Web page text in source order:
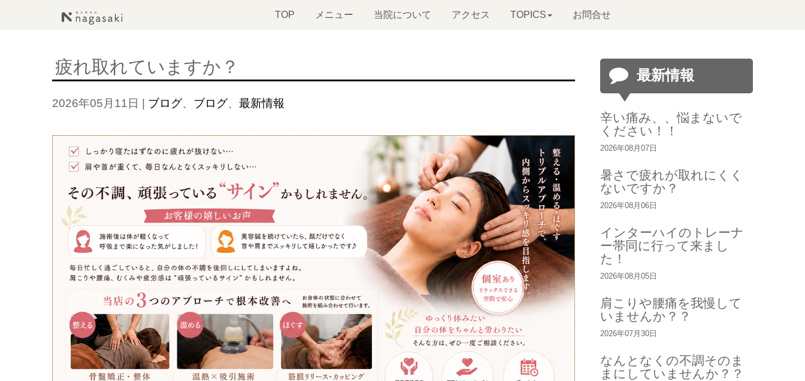
TOP メニュー 当院について アクセス TOPICS お問合せ
疲れ取れていますか？
2026年05月11日 ブログ、 ブログ、 最新情報
最新情報
辛い痛み、、悩まないで
ください！！
2026年08月07日
暑さで疲れが取れにくく
ないですか？
2026年08月06日
インターハイのトレーナ
ー帯同に行って来まし
た！
2026年08月05日
肩こりや腰痛を我慢して
いませんか？？
2026年07月30日
なんとなくの不調そのま
まにしていませんか？？